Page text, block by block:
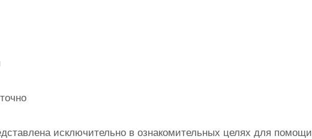
исключительно в ознакомительных целях для помощи